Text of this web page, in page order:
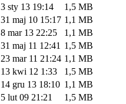
3 sty 13 19:14
1,5 MB
31 maj 10 15:17 1,1 MB
8 mar 13 22:25
1,1 MB
31 maj 11 12:41 1,5 MB
23 mar 11 21:24 1,1 MB
13 kwi 12 1:33
1,5 MB
14 gru 13 18:10 1,1 MB
5 lut 09 21:21
1,5 MB